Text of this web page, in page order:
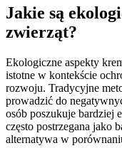
Jakie są
zwierząt?
Ekologiczne aspekty
istotne w kontekście
rozwoju. Tradycyjne
prowadzić do
osób poszukuje bardziej
często postrzegana jako
alternatywa w